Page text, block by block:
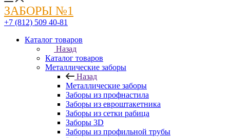
ЗАБОРЫ №1
+7 (812) 509 40-81
Каталог товаров
Назад
Каталог товаров
Металлические заборы
Назад
Металлические заборы
Заборы из профнастила
Заборы из евроштакетника
Заборы из сетки рабица
Заборы 3D
Заборы из профильной трубы